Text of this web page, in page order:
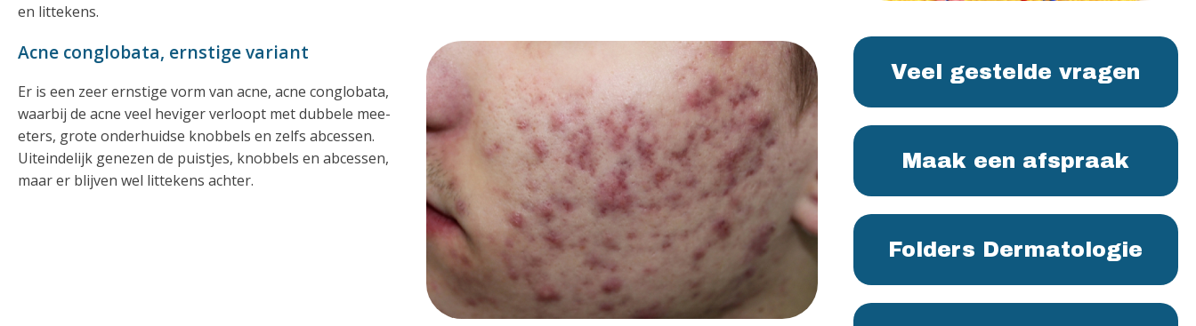
en littekens.
Acne conglobata, ernstige variant
Er is een zeer ernstige vorm van acne, acne conglobata,
waarbij de acne veel heviger verloopt met dubbele mee-
eters, grote onderhuidse knobbels en zelfs abcessen.
Uiteindelijk genezen de puistjes, knobbels en abcessen,
maar er blijven wel littekens achter.
Veel gestelde vragen
Maak een afspraak
Folders Dermatologie